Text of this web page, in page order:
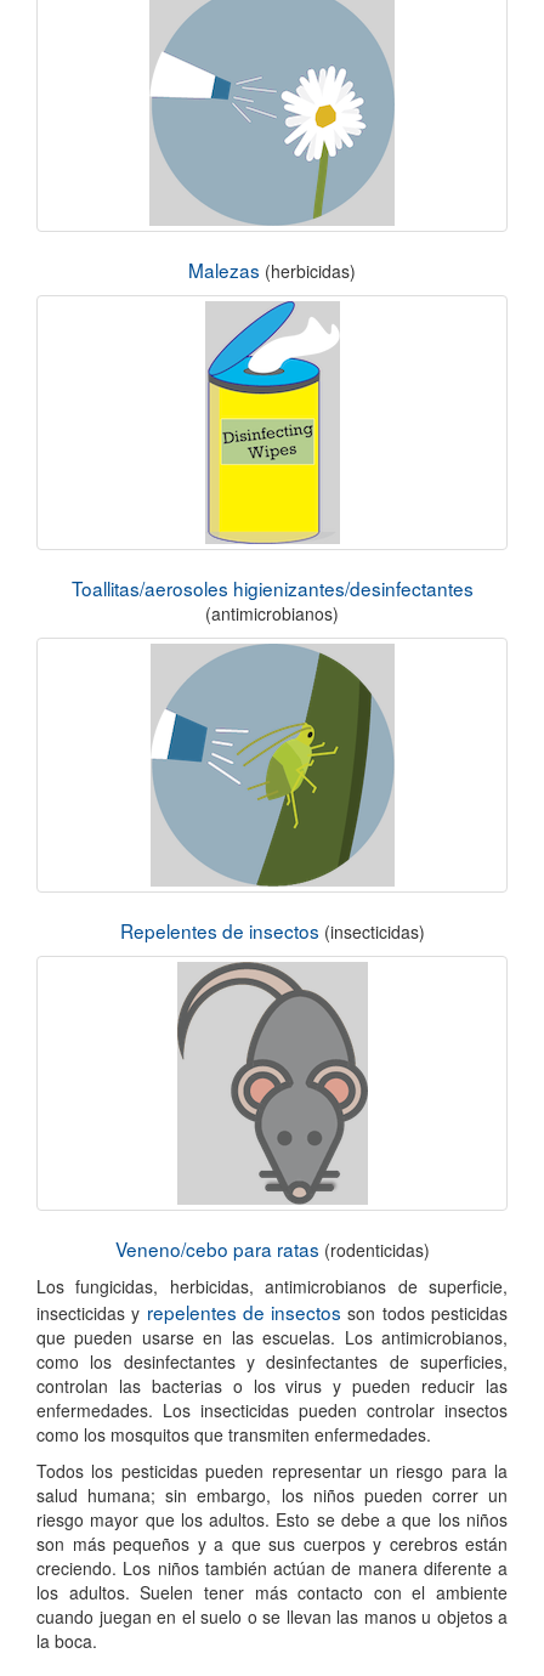
Malezas (herbicidas)
Toallitas/aerosoles higienizantes/desinfectantes
(antimicrobianos)
Repelentes de insectos (insecticidas)
Veneno/cebo para ratas (rodenticidas)
Los fungicidas, herbicidas, antimicrobianos de superficie,
insecticidas y repelentes de insectos son todos pesticidas
que pueden usarse en las escuelas. Los antimicrobianos,
como los desinfectantes y desinfectantes de superficies,
controlan las bacterias o los virus y pueden reducir las
enfermedades. Los insecticidas pueden controlar insectos
como los mosquitos que transmiten enfermedades.
Todos los pesticidas pueden representar un riesgo para la
salud humana; sin embargo, los niños pueden correr un
riesgo mayor que los adultos. Esto se debe a que los niños
son más pequeños y a que sus cuerpos y cerebros están
creciendo. Los niños también actúan de manera diferente a
los adultos. Suelen tener más contacto con el ambiente
cuando juegan en el suelo o se llevan las manos u objetos a
la boca.